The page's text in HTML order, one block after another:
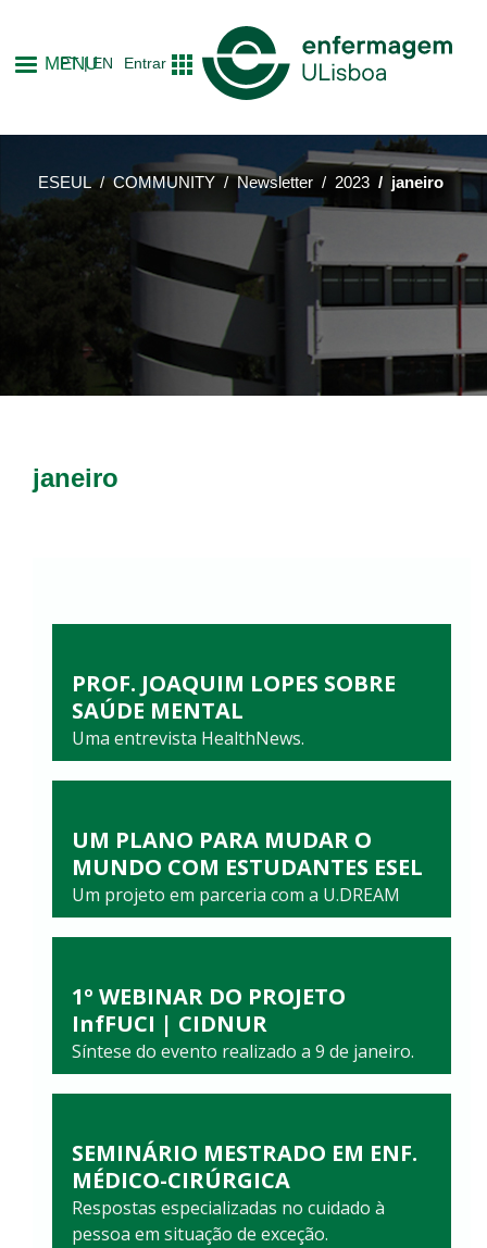
to
main
content
MENU
PT EN Entrar
ESEUL COMMUNITY Newsletter 2023 janeiro
janeiro
PROF. JOAQUIM LOPES SOBRE
SAÚDE MENTAL
Uma entrevista HealthNews.
UM PLANO PARA MUDAR O
MUNDO COM ESTUDANTES ESEL
Um projeto em parceria com a U.DREAM
1º WEBINAR DO PROJETO
InfFUCI | CIDNUR
Síntese do evento realizado a 9 de janeiro.
SEMINÁRIO MESTRADO EM ENF.
MÉDICO-CIRÚRGICA
Respostas especializadas no cuidado à
pessoa em situação de exceção.